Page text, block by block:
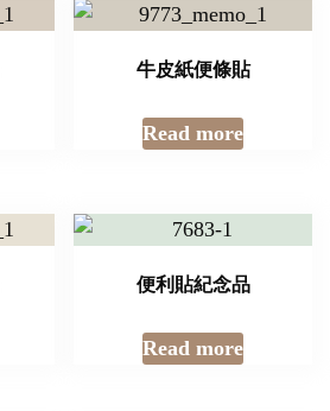
牛皮紙便條貼
Read more
便利貼紀念品
Read more